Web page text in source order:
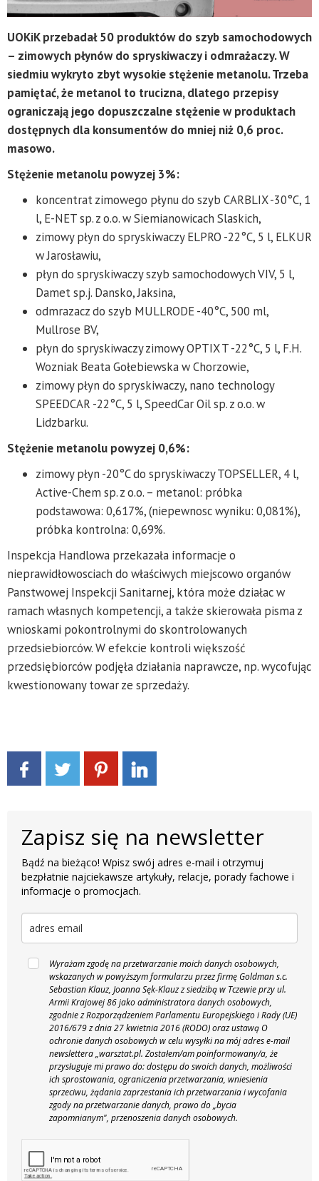
UOKiKprzebadał 50 produktów do szyb samochodowych
– zimowych płynów do spryskiwaczy i odmrażaczy. W
siedmiu wykryto zbyt wysokie stężenie metanolu. Trzeba
pamiętać, że metanol to trucizna, dlatego przepisy
ograniczają jego dopuszczalne stężenie w produktach
dostępnych dla konsumentów do mniej niż 0,6 proc.
masowo.
Stężenie metanolu powyzej 3%:
koncentrat zimowego płynu do szyb CARBLIX -30°C, 1
l, E-NET sp. z o.o. w Siemianowicach Slaskich,
zimowy płyn do spryskiwaczy ELPRO -22°C, 5 l, ELKUR
w Jarosławiu,
płyn do spryskiwaczy szyb samochodowych VIV, 5 l,
Damet sp.j. Dansko, Jaksina,
odmrazacz do szyb MULLRODE -40°C, 500 ml,
Mullrose BV,
płyn do spryskiwaczy zimowy OPTIX T -22°C, 5 l, F.H.
Wozniak Beata Gołebiewska w Chorzowie,
zimowy płyn do spryskiwaczy, nano technology
SPEEDCAR -22°C, 5 l, SpeedCar Oil sp. z o.o. w
Lidzbarku.
Stężenie metanolu powyzej 0,6%:
zimowy płyn -20°C do spryskiwaczy TOPSELLER, 4 l,
Active-Chem sp. z o.o. – metanol: próbka
podstawowa: 0,617%, (niepewnosc wyniku: 0,081%),
próbka kontrolna: 0,69%.
Inspekcja Handlowa przekazała informacje o
nieprawidłowosciach do właściwych miejscowo organów
Panstwowej Inspekcji Sanitarnej, która może działac w
ramach własnych kompetencji, a także skierowała pisma z
wnioskami pokontrolnymi do skontrolowanych
przedsiebiorców. W efekcie kontroli większość
przedsiębiorców podjęła działania naprawcze, np. wycofując
kwestionowany towar ze sprzedaży.
Zapisz się na newsletter
Bądź na bieżąco! Wpisz swój adres e-mail i otrzymuj
bezpłatnie najciekawsze artykuły, relacje, porady fachowe i
informacje o promocjach.
Wyrażam zgodę na przetwarzanie moich danych osobowych,
wskazanych w powyższym formularzu przez firmę Goldman s.c.
Sebastian Klauz, Joanna Sęk-Klauz z siedzibą w Tczewie przy ul.
Armii Krajowej 86 jako administratora danych osobowych,
zgodnie z Rozporządzeniem Parlamentu Europejskiego i Rady (UE)
2016/679 z dnia 27 kwietnia 2016 (RODO) oraz ustawą O
ochronie danych osobowych w celu wysyłki na mój adres e-mail
newslettera „warsztat.pl. Zostałem/am poinformowany/a, że
przysługuje mi prawo do: dostępu do swoich danych, możliwości
ich sprostowania, ograniczenia przetwarzania, wniesienia
sprzeciwu, żądania zaprzestania ich przetwarzania i wycofania
zgody na przetwarzanie danych, prawo do „bycia
zapomnianym", przenoszenia danych osobowych.